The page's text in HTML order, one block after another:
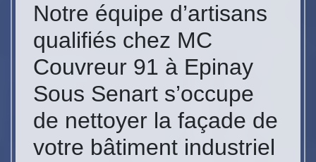
Notre équipe d’artisans
qualifiés chez MC
Couvreur 91 à Epinay
Sous Senart s’occupe
de nettoyer la façade de
votre bâtiment industriel